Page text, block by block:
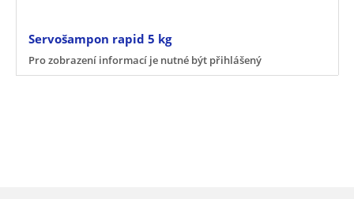
Servošampon rapid 5 kg
Pro zobrazení informací je nutné být přihlášený